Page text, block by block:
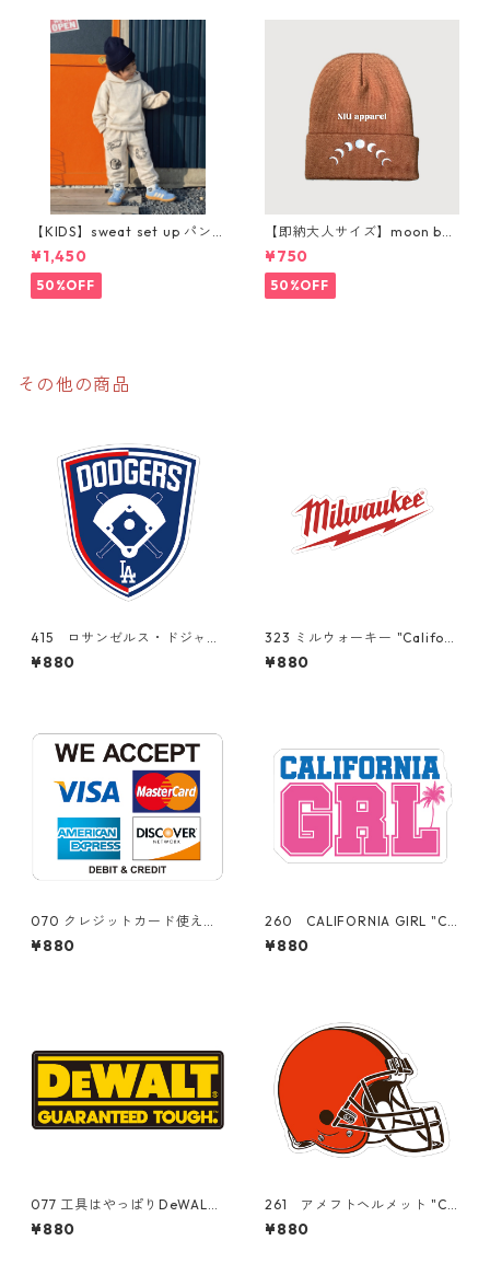
【KIDS】sweat set up パン
ツ購入ページ
¥1,450
50%OFF
【即納大人サイズ】moon bea
nie
¥750
50%OFF
その他の商品
415 ロサンゼルス・ドジャー
ス Los Angeles Dodgers M
LB 大谷翔平 "California M
¥880
323 ミルウォーキー "Californ
ia Market Center" アメリカ
ンステッカー スーツケー
¥880
070 クレジットカード使えま
す。"California Market Cent
er" アメリカンステッカー
¥880
260 CALIFORNIA GIRL "Ca
lifornia Market Center" ア
メリカンステッカー スーツ
¥880
077 工具はやっぱりDeWAL
T！ "California Market Cent
er" アメリカンステッカー
¥880
261 アメフトヘルメット "Ca
lifornia Market Center" ア
メリカンステッカー スーツ
¥880